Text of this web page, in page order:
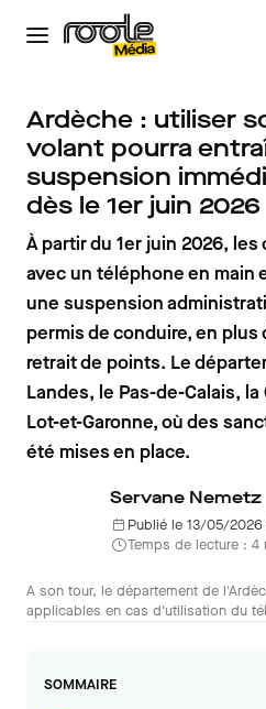
Ardèche : utiliser
volant pourra
suspension
dès le 1er juin 2026
À partir du 1er juin 2026,
avec un téléphone en main
une suspension
permis de conduire, en plus
retrait de points. Le
Landes, le Pas-de-Calais,
Lot-et-Garonne, où des
été mises en place.
Servane Nemetz
Publié le 13/05/2026
Temps de lecture : 4
A son tour, le département de
applicables en cas d'utilisation du
SOMMAIRE